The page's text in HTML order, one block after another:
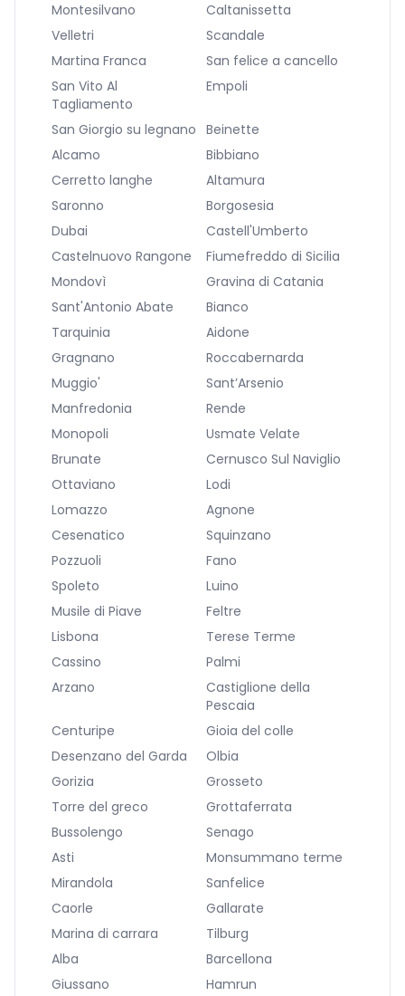
Montesilvano
Caltanissetta
Velletri
Scandale
Martina Franca
San felice a cancello
San Vito Al
Tagliamento
Empoli
San Giorgio su legnano Beinette
Alcamo
Bibbiano
Cerretto langhe
Altamura
Saronno
Borgosesia
Dubai
Castell'Umberto
Castelnuovo Rangone
Fiumefreddo di Sicilia
Mondovì
Gravina di Catania
Sant'Antonio Abate
Bianco
Tarquinia
Aidone
Gragnano
Roccabernarda
Muggio'
Sant’Arsenio
Manfredonia
Rende
Monopoli
Usmate Velate
Brunate
Cernusco Sul Naviglio
Ottaviano
Lodi
Lomazzo
Agnone
Cesenatico
Squinzano
Pozzuoli
Fano
Spoleto
Luino
Musile di Piave
Feltre
Lisbona
Terese Terme
Cassino
Palmi
Arzano
Castiglione della
Pescaia
Centuripe
Gioia del colle
Desenzano del Garda
Olbia
Gorizia
Grosseto
Torre del greco
Grottaferrata
Bussolengo
Senago
Asti
Monsummano terme
Mirandola
Sanfelice
Caorle
Gallarate
Marina di carrara
Tilburg
Alba
Barcellona
Giussano
Hamrun